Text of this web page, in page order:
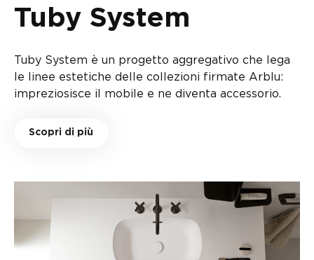
Tuby System
Tuby System è un progetto aggregativo che lega
le linee estetiche delle collezioni firmate Arblu:
impreziosisce il mobile e ne diventa accessorio.
Scopri di più